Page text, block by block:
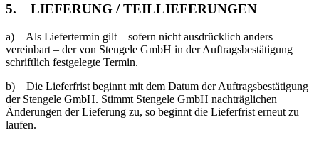
5. LIEFERUNG / TEILLIEFERUNGEN
a) Als Liefertermin gilt – sofern nicht ausdrücklich anders
vereinbart – der von Stengele GmbH in der Auftragsbestätigung
schriftlich festgelegte Termin.
b) Die Lieferfrist beginnt mit dem Datum der Auftragsbestätigung
der Stengele GmbH. Stimmt Stengele GmbH nachträglichen
Änderungen der Lieferung zu, so beginnt die Lieferfrist erneut zu
laufen.